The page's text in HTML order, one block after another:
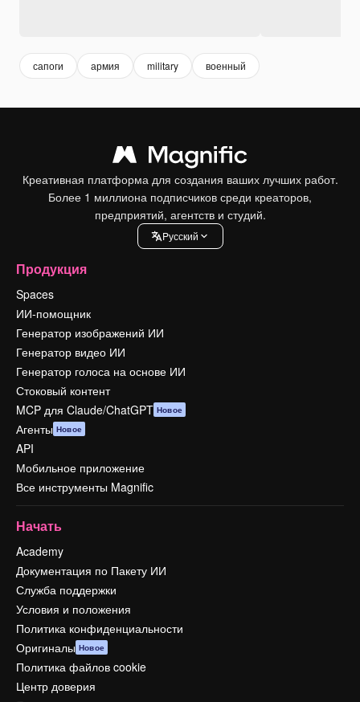
сапоги армия military военный
Креативная платформа для создания ваших лучших работ.
Более 1 миллиона подписчиков среди креаторов,
предприятий, агентств и студий.
Pусский
Продукция
Spaces
ИИ-помощник
Генератор изображений ИИ
Генератор видео ИИ
Генератор голоса на основе ИИ
Стоковый контент
MCP для Claude/ChatGPT Новое
Агенты Новое
API
Мобильное приложение
Все инструменты Magnific
Начать
Academy
Документация по Пакету ИИ
Служба поддержки
Условия и положения
Политика конфиденциальности
Оригиналы Новое
Политика файлов cookie
Центр доверия